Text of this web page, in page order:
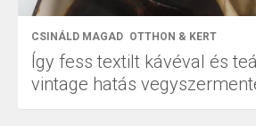
CSINÁLD MAGAD OTTHON & KERT
Így fess textilt kávéval és
vintage hatás